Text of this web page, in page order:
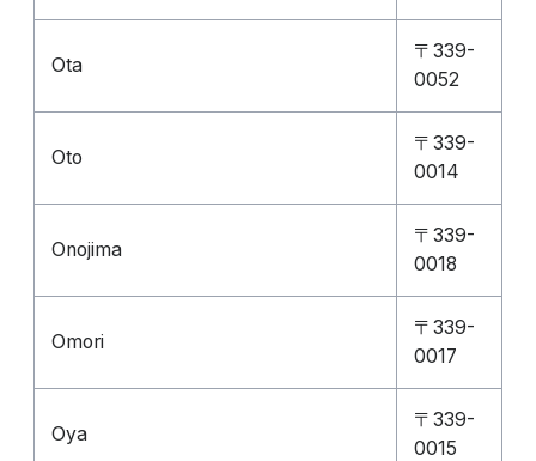
Ota
〒339-
0052
Oto
〒339-
0014
Onojima
〒339-
0018
Omori
〒339-
0017
Oya
〒339-
0015